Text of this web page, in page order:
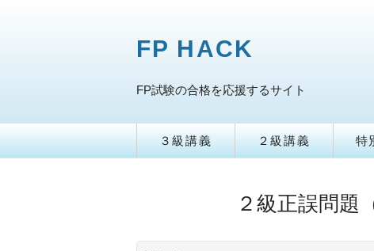
FP HACK
FP試験の合格を応援するサイト
３級講義 ２級講義 特
２級正誤問題